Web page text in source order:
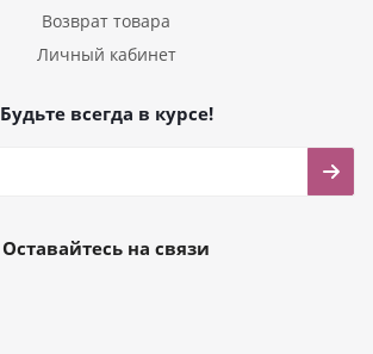
Возврат товара
Личный кабинет
Будьте всегда в курсе!
Оставайтесь на связи